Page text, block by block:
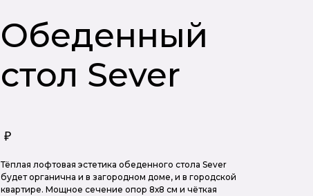
Обеденный
стол Sever
₽
Тёплая лофтовая эстетика обеденного стола Sever
будет органична и в загородном доме, и в городской
квартире. Мощное сечение опор 8х8 см и чёткая